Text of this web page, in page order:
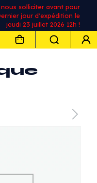
solliciter avant pour
jour d'expédition le
jeudi 23 juillet 2026 12h !